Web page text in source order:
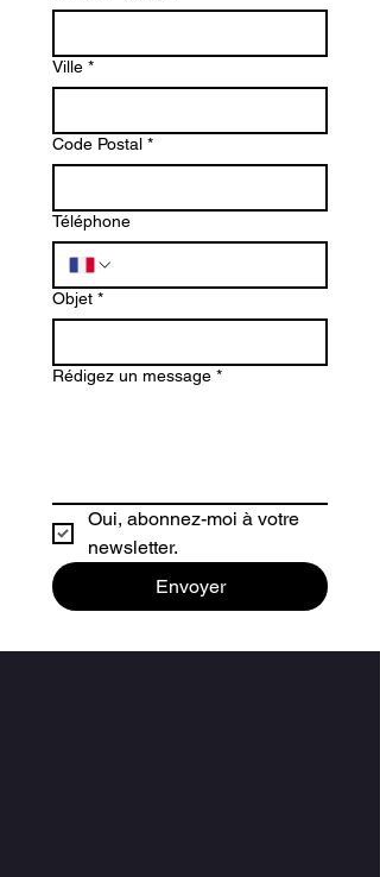
Ville *
Code Postal *
Téléphone
Objet *
Rédigez un message *
Oui, abonnez-moi à votre
newsletter.
Envoyer